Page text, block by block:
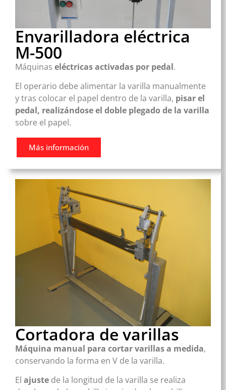
Envarilladora eléctrica
M-500
Máquinas eléctricas activadas por pedal.
El operario debe alimentar la varilla manualmente
y tras colocar el papel dentro de la varilla, pisar el
pedal, realizándose el doble plegado de la varilla
sobre el papel.
Más información
Cortadora de varillas
Máquina manual para cortar varillas a medida,
conservando la forma en V de la varilla.
El ajuste de la longitud de la varilla se realiza